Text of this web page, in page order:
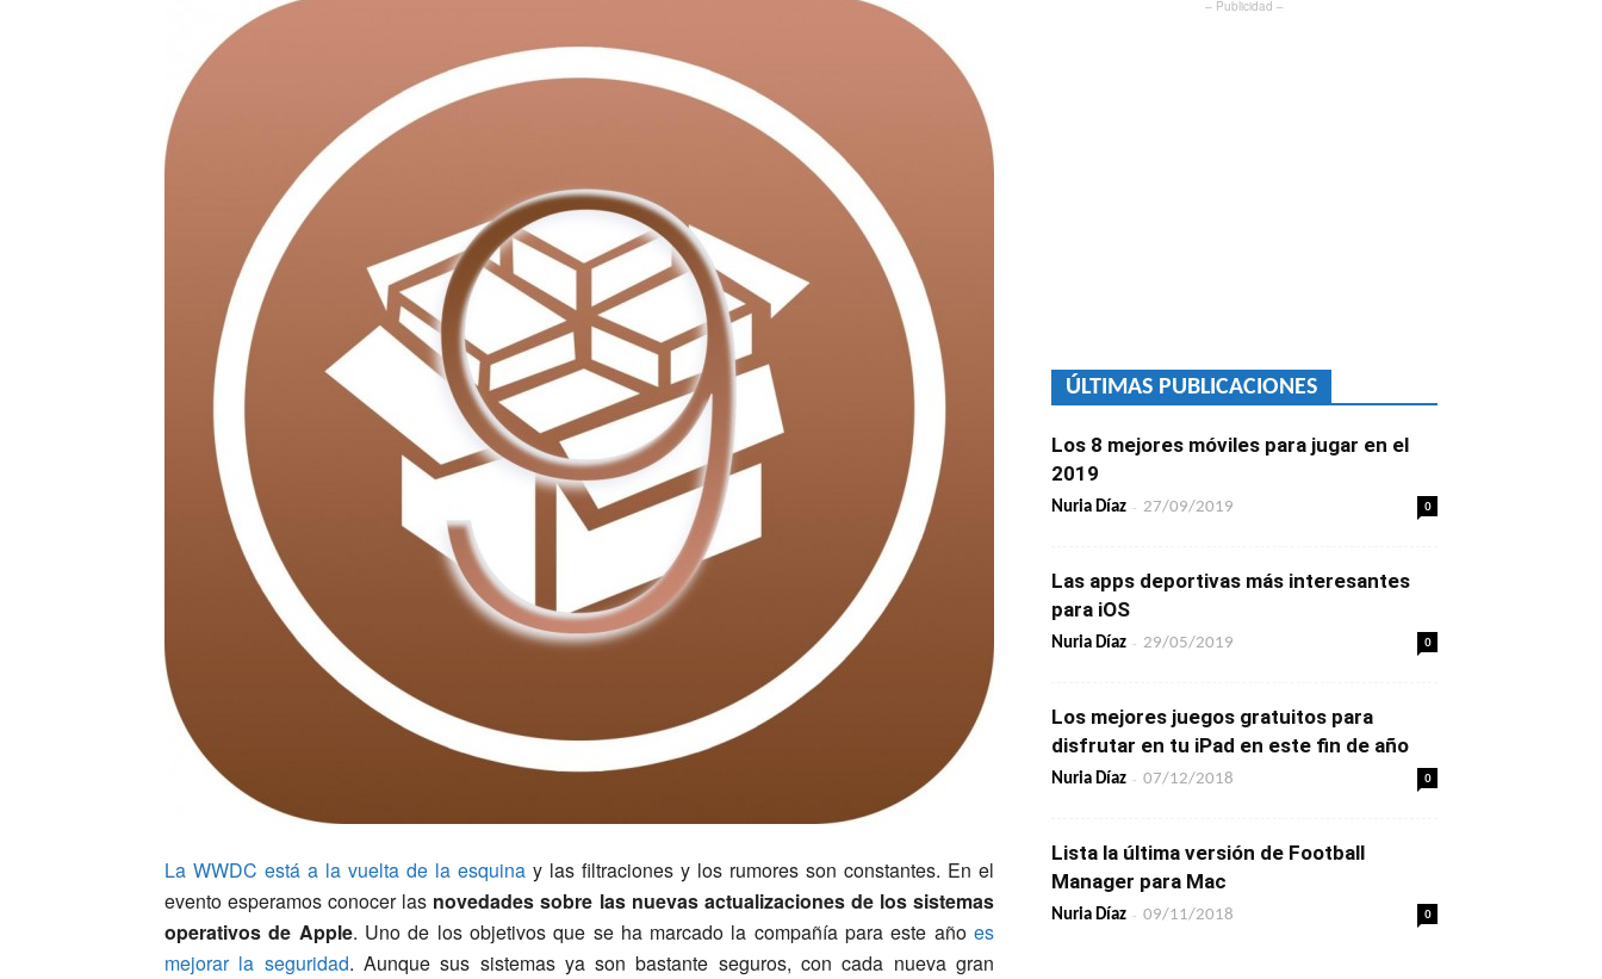
La WWDC está a la vuelta de la esquina y las filtraciones y los rumores son constantes. En el
evento esperamos conocer las novedades sobre las nuevas actualizaciones de los sistemas
operativos de Apple. Uno de los objetivos que se ha marcado la compañía para este año es
mejorar la seguridad. Aunque sus sistemas ya son bastante seguros, con cada nueva gran
– Publicidad –
ÚLTIMAS PUBLICACIONES
Los 8 mejores móviles para jugar en el
2019
Nuria Díaz - 27/09/2019 0
Las apps deportivas más interesantes
para iOS
Nuria Díaz - 29/05/2019 0
Los mejores juegos gratuitos para
disfrutar en tu iPad en este fin de año
Nuria Díaz - 07/12/2018 0
Lista la última versión de Football
Manager para Mac
Nuria Díaz - 09/11/2018 0